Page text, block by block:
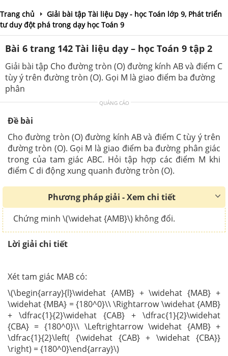
Trang chủ
Giải bài tập Tài liệu Dạy - học Toán lớp 9, Phát triển
tư duy đột phá trong dạy học Toán 9
Bài 6 trang 142 Tài liệu dạy – học Toán 9 tập 2
Giải bài tập Cho đường tròn (O) đường kính AB và điểm C
tùy ý trên đường tròn (O). Gọi M là giao điểm ba đường
phân
QUẢNG CÁO
Đề bài
Cho đường tròn (O) đường kính AB và điểm C tùy ý trên
đường tròn (O). Gọi M là giao điểm ba đường phân giác
trong của tam giác ABC. Hỏi tập hợp các điểm M khi
điểm C di động xung quanh đường tròn (O).
Phương pháp giải - Xem chi tiết
Chứng minh \(\widehat {AMB}\) không đổi.
Lời giải chi tiết
Xét tam giác MAB có:
\(\begin{array}{l}\widehat {AMB} + \widehat {MAB} +
\widehat {MBA} = {180^0}\\ \Rightarrow \widehat {AMB}
+ \dfrac{1}{2}\widehat {CAB} + \dfrac{1}{2}\widehat
{CBA} = {180^0}\\ \Leftrightarrow \widehat {AMB} +
\dfrac{1}{2}\left( {\widehat {CAB} + \widehat {CBA}}
\right) = {180^0}\end{array}\)